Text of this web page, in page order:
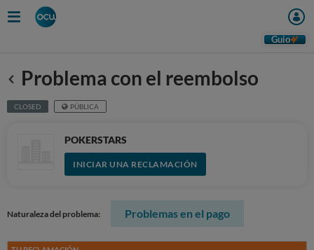
Guio
Anterior
Problema con el reembolso
CLOSED PÚBLICA
POKERSTARS
INICIAR UNA RECLAMACIÓN
Naturaleza del problema: Problemas en el pago